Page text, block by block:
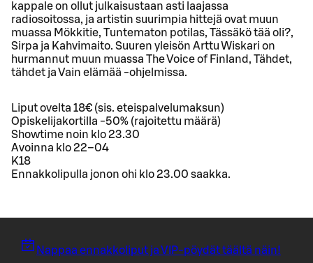
kappale on ollut julkaisustaan asti laajassa
radiosoitossa, ja artistin suurimpia hittejä ovat muun
muassa Mökkitie, Tuntematon potilas, Tässäkö tää oli?,
Sirpa ja Kahvimaito. Suuren yleisön Arttu Wiskari on
hurmannut muun muassa The Voice of Finland, Tähdet,
tähdet ja Vain elämää -ohjelmissa.
Liput ovelta 18€ (sis. eteispalvelumaksun)
Opiskelijakortilla -50% (rajoitettu määrä)
Showtime noin klo 23.30
Avoinna klo 22–04
K18
Ennakkolipulla jonon ohi klo 23.00 saakka.
Nappaa ennakkoliput ja VIP-pöydät täältä näin!